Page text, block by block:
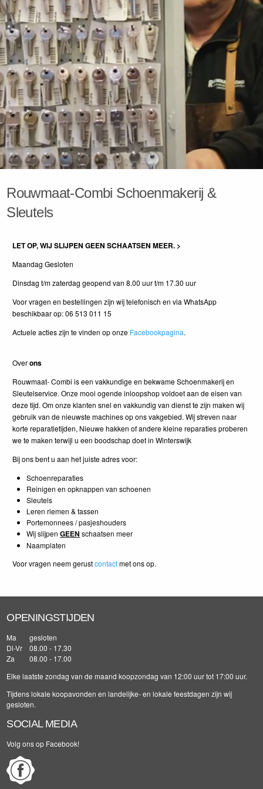
Rouwmaat-Combi Schoenmakerij &
Sleutels
LET OP, WIJ SLIJPEN GEEN SCHAATSEN MEER. >
Maandag Gesloten
Dinsdag t/m zaterdag geopend van 8.00 uur t/m 17.30 uur
Voor vragen en bestellingen zijn wij telefonisch en via WhatsApp
beschikbaar op: 06 513 011 15
Actuele acties zijn te vinden op onze Facebookpagina.
Overons
Rouwmaat- Combi is een vakkundige en bekwame Schoenmakerij en
Sleutelservice. Onze mooi ogende inloopshop voldoet aan de eisen van
deze tijd. Om onze klanten snel en vakkundig van dienst te zijn maken wij
gebruik van de nieuwste machines op ons vakgebied. Wij streven naar
korte reparatietijden, Nieuwe hakken of andere kleine reparaties proberen
we te maken terwijl u een boodschap doet in Winterswijk
Bij ons bent u aan het juiste adres voor:
Schoenreparaties
Reinigen en opknappen van schoenen
Sleutels
Leren riemen & tassen
Portemonnees / pasjeshouders
Wij slijpenGEEN schaatsen meer
Naamplaten
Voor vragen neem gerustcontactmet ons op.
OPENINGSTIJDEN
Ma
gesloten
Di-Vr
08.00 - 17.30
Za
08.00 - 17.00
Elke laatste zondag van de maand koopzondag van 12:00 uur tot 17:00 uur.
Tijdens lokale koopavonden en landelijke- en lokale feestdagen zijn wij
gesloten.
SOCIAL MEDIA
Volg ons op Facebook!